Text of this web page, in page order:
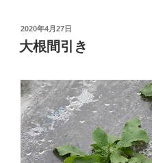
投
稿
日:
2020年4月27日
大根間引き